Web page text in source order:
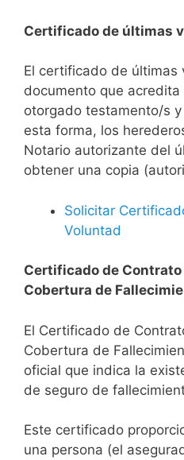
Certificado de últimas
El certificado de últimas
documento que acredita
otorgado testamento/s
esta forma, los
Notario autorizante del
obtener una copia
Solicitar
Voluntad
Certificado de Contrato
Cobertura de
El Certificado de
Cobertura de
oficial que indica la
de seguro de
Este certificado
una persona (el